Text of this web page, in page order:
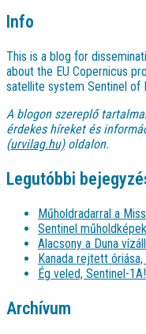
Info
This is a blog for
about the EU Copernicus
satellite system Sentinel of
A blogon szereplő
érdekes híreket és
(urvilag.hu)oldalon.
Legutóbbi
Műholdradarral a
Sentinel
Alacsony a Duna
Kanada rejtett
Ég veled, Sentinel-1A!
Archívum